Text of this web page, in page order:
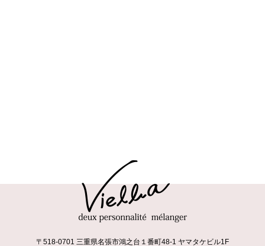
〒518-0701 三重県名張市鴻之台１番町48-1 ヤマタケビル1F